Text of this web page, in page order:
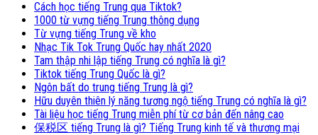
Cách học tiếng Trung qua Tiktok?
1000 từ vựng tiếng Trung thông dụng
Từ vựng tiếng Trung về kho
Nhạc Tik Tok Trung Quốc hay nhất 2020
Tam thập nhi lập tiếng Trung có nghĩa là gì?
Tiktok tiếng Trung Quốc là gì?
Ngôn bất do trung tiếng Trung là gì?
Hữu duyên thiên lý năng tương ngộ tiếng Trung có nghĩa là gì?
Tài liệu học tiếng Trung miễn phí từ cơ bản đến nâng cao
保税区 tiếng Trung là gì? Tiếng Trung kinh tế và thương mại